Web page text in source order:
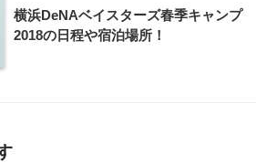
横浜DeNAベイスターズ春季キャンプ
2018の日程や宿泊場所！